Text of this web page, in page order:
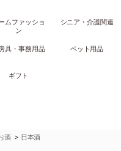
ムファッショ
ン
シニア・介護関連
具・事務用品 ペット用品
ギフト
酒 > 日本酒